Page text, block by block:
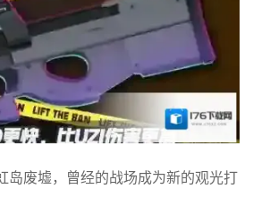
岛废墟，曾经的战场成为新的观光打